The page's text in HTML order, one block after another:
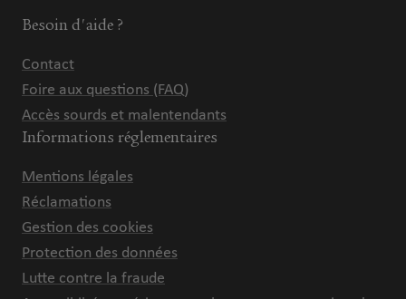
Besoin d'aide ?
Contact
Foire aux questions (FAQ)
Accès sourds et malentendants
Informations réglementaires
Mentions légales
Réclamations
Gestion des cookies
Protection des données
Lutte contre la fraude